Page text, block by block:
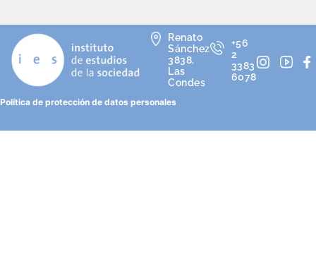
Renato
Sánchez
3838,
Las
Condes
+56
2
3383
6078
Política de protección de datos personales